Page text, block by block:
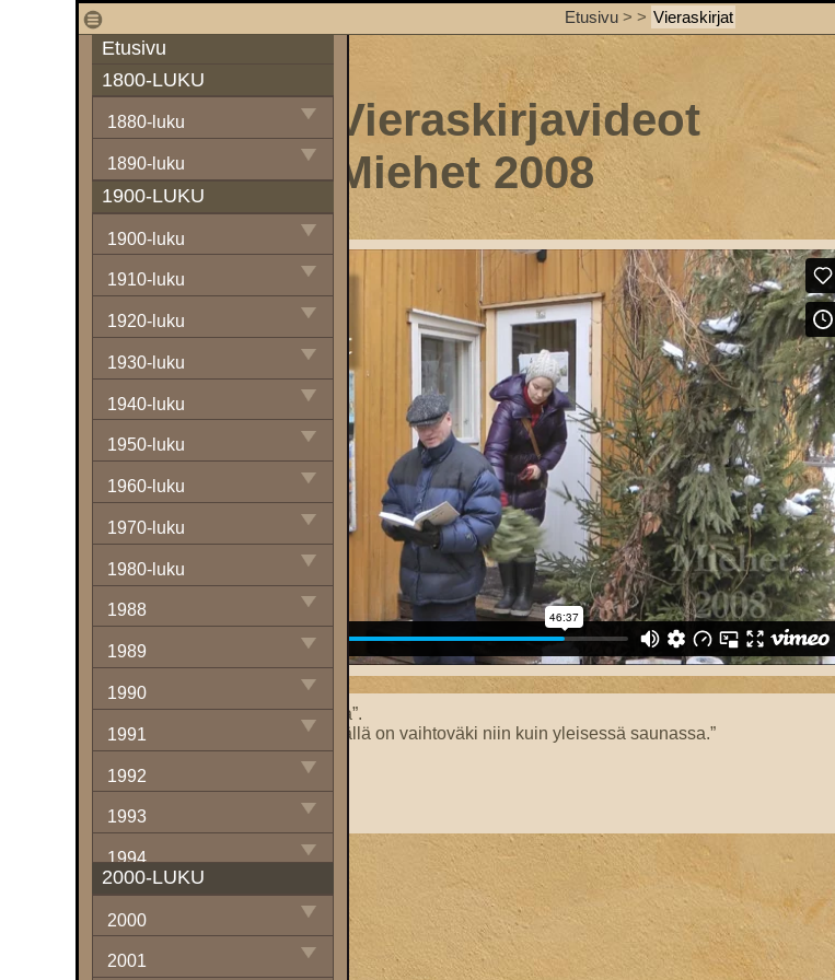
1 Etusivu>> Vieraskirjat
Etusivu
1800-LUKU
1880-luku
1890-luku
1900-LUKU
1900-luku
1910-luku
1920-luku
1930-luku
1940-luku
1950-luku
1960-luku
1970-luku
1980-luku
1988
1989
1990
1991
1992
1993
1994
1995
1996
2000-LUKU
2000
2001
Vieraskirjavideot
Miehet 2008
”Punkkarit” vastaan ”keskiluokka”.
Onni Niemen muistosauna: ”Täällä on vaihtoväki niin kuin yleisessä saunassa.”
Kuppikunta- vai turistisauna?
Italialaisia vieraita.
Rötöshinnat kuriin!
Uudet taksat ja löylyt kaivelevat.